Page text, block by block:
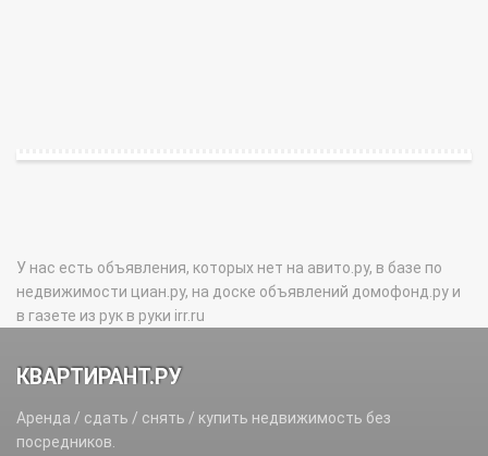
У нас есть объявления, которых нет на авито.ру, в базе по
недвижимости циан.ру, на доске объявлений домофонд.ру и
в газете из рук в руки irr.ru
КВАРТИРАНТ.РУ
Аренда / сдать / снять / купить недвижимость без
посредников.